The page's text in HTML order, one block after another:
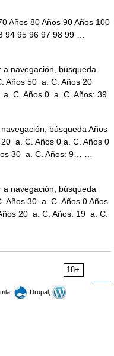
Años 80 Años 90 Años 100
94 95 96 97 98 99 …
navegación, búsqueda
Años 50 a. C. Años 20
C. Años 0 a. C. Años: 39
búsqueda Años
a. C. Años 0 a. C. Años 0
30 a. C. Años: 9… …
navegación, búsqueda
Años 30 a. C. Años 0 Años
20 a. C. Años: 19 a. C.
18+
Drupal,